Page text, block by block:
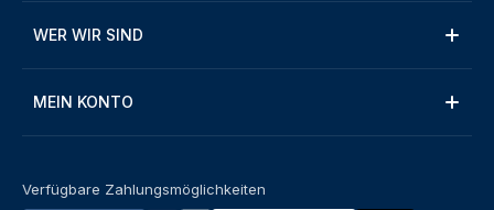
WER WIR SIND
MEIN KONTO
Verfügbare Zahlungsmöglichkeiten